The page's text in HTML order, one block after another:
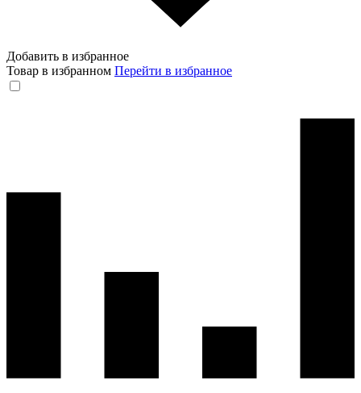
Добавить в избранное
Товар в избранном Перейти в избранное